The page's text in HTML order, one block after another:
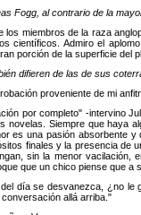
Fogg, al contrario de la
los miembros de la raza
científicos. Admiro el
porción de la superficie del
difieren de las de sus
proveniente de mi
por completo
-intervino
novelas. Siempre que haya
es una pasión absorbente
finales y la presencia de
sin la menor vacilación,
que un chico piense que a
día se desvanezca, ¿no le
allá arriba.